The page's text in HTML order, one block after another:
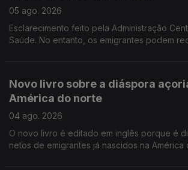
05 ago. 2026
Esclarecimento feito pela Administração
Saúde. No entanto, os emigrantes podem
Novo livro sobre a diáspora
América do norte
04 ago. 2026
O novo livro é editado em inglês porque é
netos de emigrantes já nascidos na América